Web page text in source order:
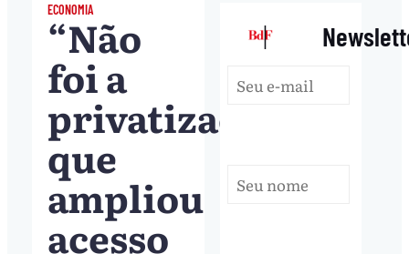
ECONOMIA
“Não
foi a
privatização
que
ampliou
acesso
|